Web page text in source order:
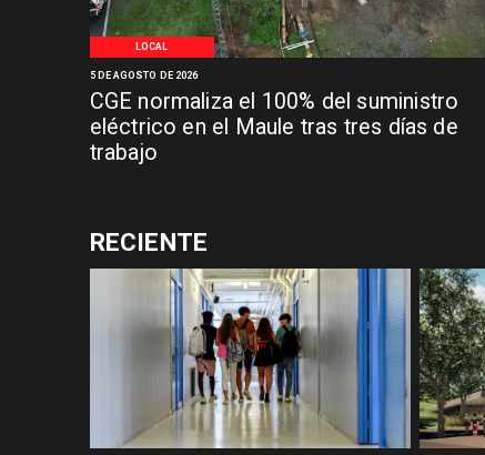
LOCAL
CGE normaliza el 100% del suministro
eléctrico en el Maule tras tres días de
trabajo
5 DE AGOSTO DE 2026
RECIENTE